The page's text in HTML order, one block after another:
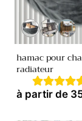
Variante
épuisée
indisponible
Variante
épuisée
hamac pour
radiateur
Prix
habituel
à partir de